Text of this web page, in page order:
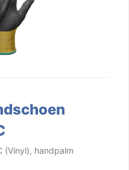
(Vinyl), handpalm